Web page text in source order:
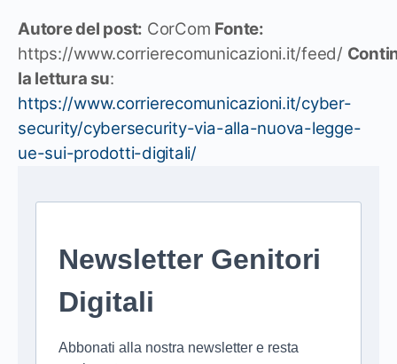
Autore del post: CorCom Fonte:
https://www.corrierecomunicazioni.it/feed/
la lettura su:
https://www.corrierecomunicazioni.it/cyber-
security/cybersecurity-via-alla-nuova-legge-
ue-sui-prodotti-digitali/